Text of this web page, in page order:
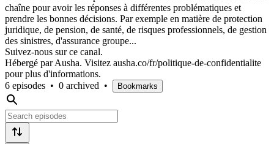
chaîne pour avoir les réponses à différentes problématiques et
prendre les bonnes décisions. Par exemple en matière de protection
juridique, de pension, de santé, de risques professionnels, de gestion
des sinistres, d'assurance groupe...
Suivez-nous sur ce canal.
Hébergé par Ausha. Visitez ausha.co/fr/politique-de-confidentialite
pour plus d'informations.
6 episodes • 0 archived • Bookmarks